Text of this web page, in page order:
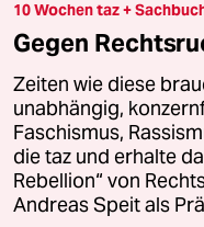
10 Wochen taz +
Gegen
Zeiten wie diese
unabhängig,
Faschismus,
die taz und erhalte
Rebellion“ von
Andreas Speit als